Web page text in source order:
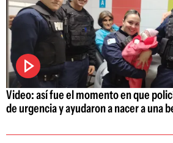
Video: así fue el momento en que
de urgencia y ayudaron a nacer a una